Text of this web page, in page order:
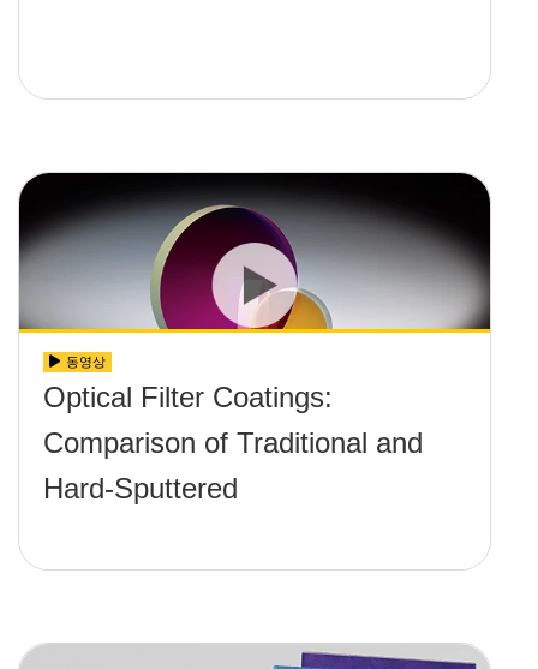
동영상
Optical Filter Coatings:
Comparison of Traditional and
Hard-Sputtered